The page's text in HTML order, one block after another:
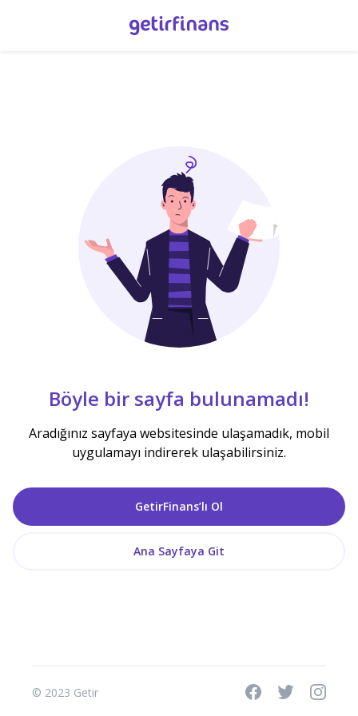
Böyle bir sayfa bulunamadı!
Aradığınız sayfaya websitesinde ulaşamadık, mobil
uygulamayı indirerek ulaşabilirsiniz.
GetirFinans’lı Ol
Ana Sayfaya Git
© 2023 Getir